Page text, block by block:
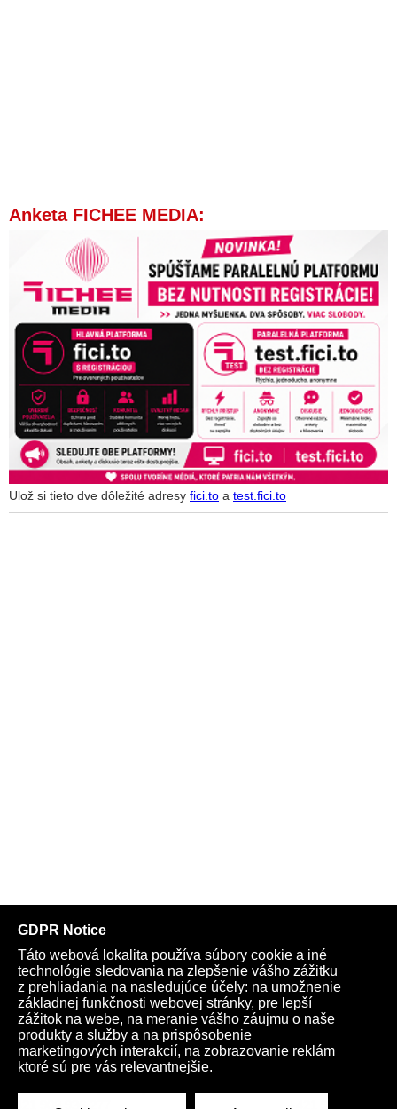
Anketa FICHEE MEDIA:
Ulož si tieto dve dôležité adresy fici.to a test.fici.to
Telegram Youtube Facebook
Archív
Obchod
TV Kardio Podporte nás
Všeobecné podmienky
+421 908 936 277
+421 950 661 116